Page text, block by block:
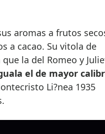
aromas a frutos
a cacao. Su vitola de
la del Romeo y
el de mayor
Li?nea 1935